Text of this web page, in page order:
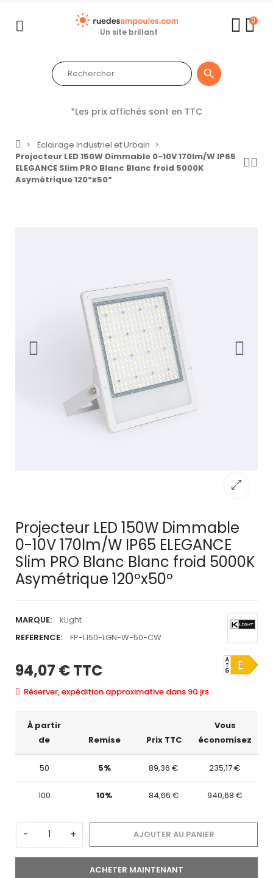
Un site brillant
0

*Les prix affichés sont en TTC
Éclairage Industriel et Urbain
Projecteur LED 150W Dimmable 0-10V 170lm/W IP65
ELEGANCE Slim PRO Blanc Blanc froid 5000K
Asymétrique 120ºx50º
Projecteur LED 150W Dimmable
0-10V 170lm/W IP65 ELEGANCE
Slim PRO Blanc Blanc froid 5000K
Asymétrique 120ºx50º
MARQUE:
kLight
REFERENCE:
FP-L150-LGN-W-50-CW
94,07 €TTC
Réserver, expédition approximative dans 90 jrs
À partir
de
Remise Prix TTC
Vous
économisez
50 5% 89,36 € 235,17 €
100 10% 84,66 € 940,68 €
- + AJOUTER AU PANIER
ACHETER MAINTENANT